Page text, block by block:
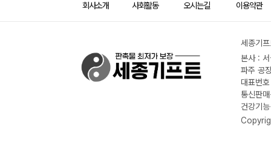
회사소개 사회활동 오시는길 이용약관
세종기
본사 :
파주 공
대표번
통신판
건강기